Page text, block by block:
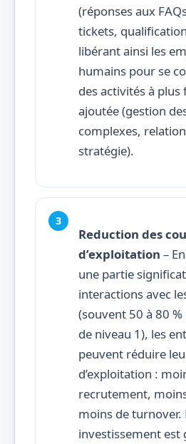
(réponses aux
tickets,
libérant ainsi les
humains pour se
des activités à
ajoutée (gestion
complexes,
stratégie).
Reduction des
d’exploitation –
une partie
interactions avec
(souvent 50 à 80
de niveau 1), les
peuvent réduire
d’exploitation :
recrutement,
moins de
investissement est